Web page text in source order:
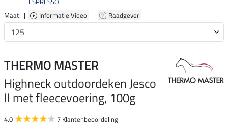
Maat: |
Informatie Video | Raadgever
THERMO MASTER
Highneck outdoordeken Jesco
II met fleecevoering, 100g
4.0 7 Klantenbeoordeling